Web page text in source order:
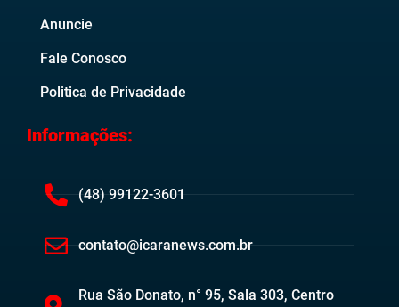
Anuncie
Fale Conosco
Politica de Privacidade
Informações:
(48) 99122-3601
contato@icaranews.com.br
Rua São Donato, n° 95, Sala 303, Centro